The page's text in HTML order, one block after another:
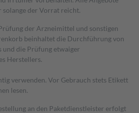
solange der Vorrat reicht.
der Arzneimittel und sonstigen
beinhaltet die Durchführung von
und die Prüfung etwaiger
Herstellers.
verwenden. Vor Gebrauch stets Etikett
lesen.
an den Paketdienstleister erfolgt